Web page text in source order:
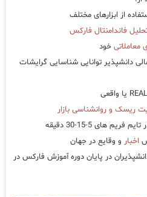
از ابزارهای مختلف
فاندامنتال فارکس
معاملاتی خود
دانشپذیر توانایی شناسایی گرایشات
ریسک و روانشناسی بازار
اخبار و وقایع در جهان
در پایان دوره آموزش فارکس در